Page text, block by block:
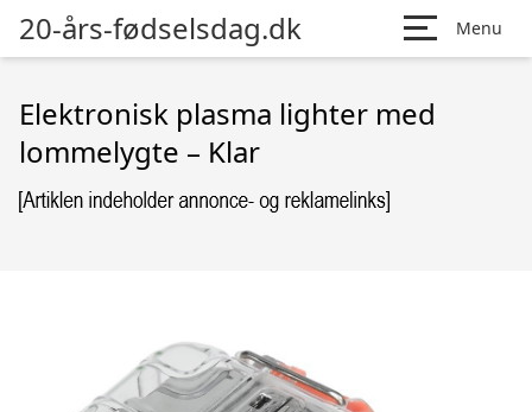
20-års-fødselsdag.dk Menu
Elektronisk plasma lighter med
lommelygte – Klar